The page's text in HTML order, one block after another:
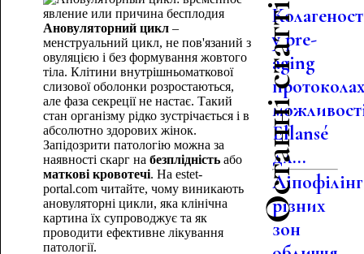
Ановуляторний цикл–
менструальний цикл, не пов'язаний з
овуляцією і без формування жовтого
тіла. Клітини внутрішньоматкової
слизової оболонки розростаються,
але фаза секреції не настає. Такий
стан організму рідко зустрічається і в
абсолютно здорових жінок.
Запідозрити патологію можна за
наявності скарг на безплідністьабо
маткові кровотечі. На estet-
portal.com читайте, чому виникають
ановуляторні цикли, яка клінічна
картина їх супроводжує та як
проводити ефективне лікування
патології.
Останні статті
у pre-
aging
Ellansé
дл...
Ліпофілінг
різних
зон